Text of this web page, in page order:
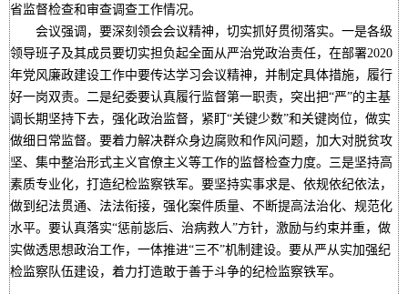
省监督检查和审查调查工作情况。
会议强调，要深刻领会会议精神，切实抓好贯彻落实。一是各级
领导班子及其成员要切实担负起全面从严治党政治责任，在部署2020
年党风廉政建设工作中要传达学习会议精神，并制定具体措施，履行
好一岗双责。二是纪委要认真履行监督第一职责，突出把“严”的主基
调长期坚持下去，强化政治监督，紧盯“关键少数”和关键岗位，做实
做细日常监督。要着力解决群众身边腐败和作风问题，加大对脱贫攻
坚、集中整治形式主义官僚主义等工作的监督检查力度。三是坚持高
素质专业化，打造纪检监察铁军。要坚持实事求是、依规依纪依法，
做到纪法贯通、法法衔接，强化案件质量、不断提高法治化、规范化
水平。要认真落实“惩前毖后、治病救人”方针，激励与约束并重，做
实做透思想政治工作，一体推进“三不”机制建设。要从严从实加强纪
检监察队伍建设，着力打造敢于善于斗争的纪检监察铁军。